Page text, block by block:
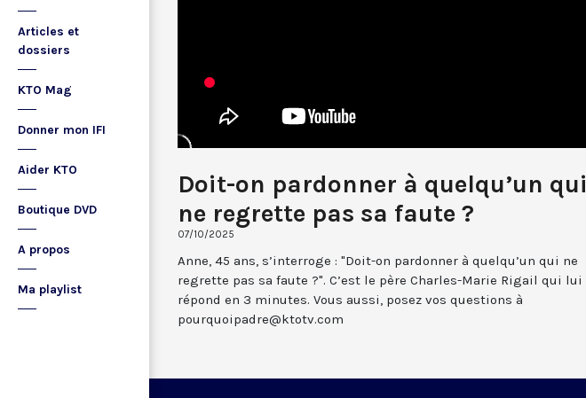
Articles et
dossiers
KTO Mag
Donner mon IFI
Aider KTO
Boutique DVD
A propos
Ma playlist
Doit-on pardonner à quelqu’un qui
ne regrette pas sa faute ?
07/10/2025
Anne, 45 ans, s’interroge : "Doit-on pardonner à quelqu’un qui ne
regrette pas sa faute ?". C’est le père Charles-Marie Rigail qui lui
répond en 3 minutes. Vous aussi, posez vos questions à
pourquoipadre@ktotv.com